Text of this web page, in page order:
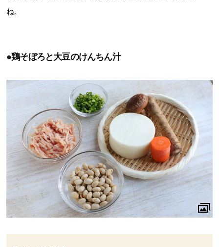
ね。
●鶏そぼろと大豆のけんちん汁